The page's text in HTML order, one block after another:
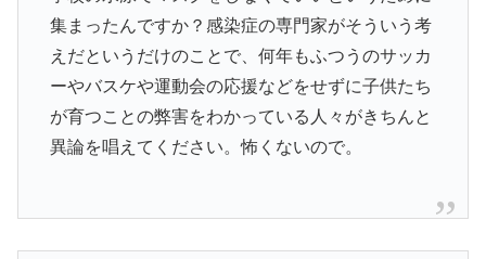
集まったんですか？感染症の専門家がそういう考
えだというだけのことで、何年もふつうのサッカ
ーやバスケや運動会の応援などをせずに子供たち
が育つことの弊害をわかっている人々がきちんと
異論を唱えてください。怖くないので。